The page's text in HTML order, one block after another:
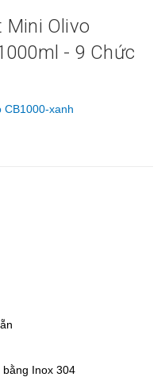
Mini Olivo
- 9 Chức
CB1000-xanh
Inox 304